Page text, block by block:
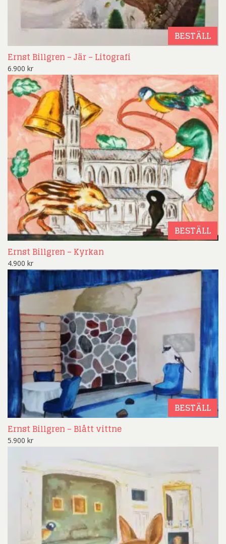
BESTÄLL
Ernst Billgren – Jär – Litografi
6.900 kr
BESTÄLL
Ernst Billgren – Kyrkan
4.900 kr
BESTÄLL
Ernst Billgren – Blått vittne
5.900 kr